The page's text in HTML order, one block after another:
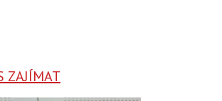
ZAJÍMAT